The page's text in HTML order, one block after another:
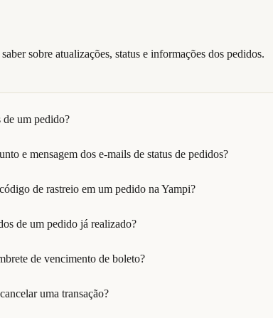
sobre atualizações, status e informações dos pedidos.
de um pedido?
e mensagem dos e-mails de status de pedidos?
de rastreio em um pedido na Yampi?
de um pedido já realizado?
de vencimento de boleto?
uma transação?